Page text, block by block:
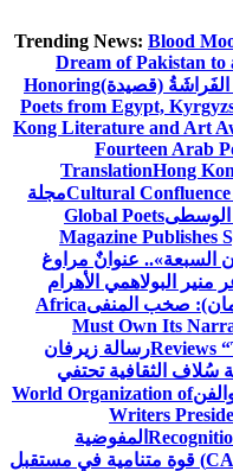
Trending News: Blood
Dream of Pakistan to
الفَراشَةُ (قصيدة)Honoring
Poets from Egypt,
Kong Literature and Art
Fourteen Arab
TranslationHong
Culturalمجلة
الوسطىGlobal Poets
Magazine Publishes
السبعة».. عنوانٌ مراوغ
منير البولاهمي الأهرام
صخب المنفىAfrica
Must Own Its
Reviewsرسالة زيرفان
سُلاف الثقافية تحتفي
World Organization of
Writers
المفوضية
الأوروبية: مؤتمر الصحفيين الأفارقة (CAJ) قوة متنامية في مستقبل